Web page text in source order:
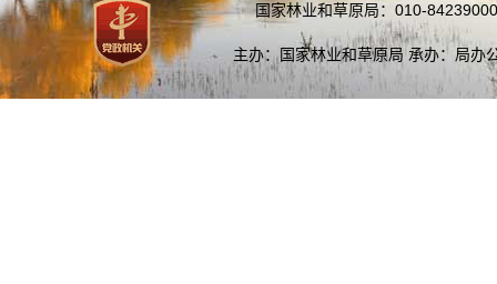
国家林业和草原局：010-
主办：国家林业和草原局 承办：局办